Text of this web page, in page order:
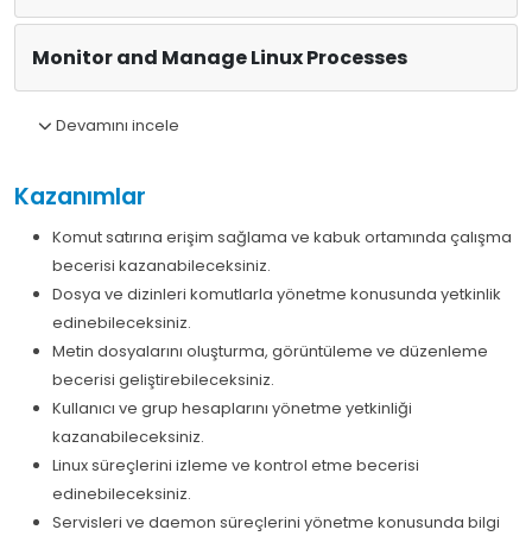
Monitor and Manage Linux Processes
Devamını incele
Kazanımlar
Komut satırına erişim sağlama ve kabuk ortamında çalışma
becerisi kazanabileceksiniz.
Dosya ve dizinleri komutlarla yönetme konusunda yetkinlik
edinebileceksiniz.
Metin dosyalarını oluşturma, görüntüleme ve düzenleme
becerisi geliştirebileceksiniz.
Kullanıcı ve grup hesaplarını yönetme yetkinliği
kazanabileceksiniz.
Linux süreçlerini izleme ve kontrol etme becerisi
edinebileceksiniz.
Servisleri ve daemon süreçlerini yönetme konusunda bilgi